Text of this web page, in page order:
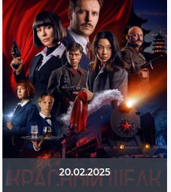
20.02.2025